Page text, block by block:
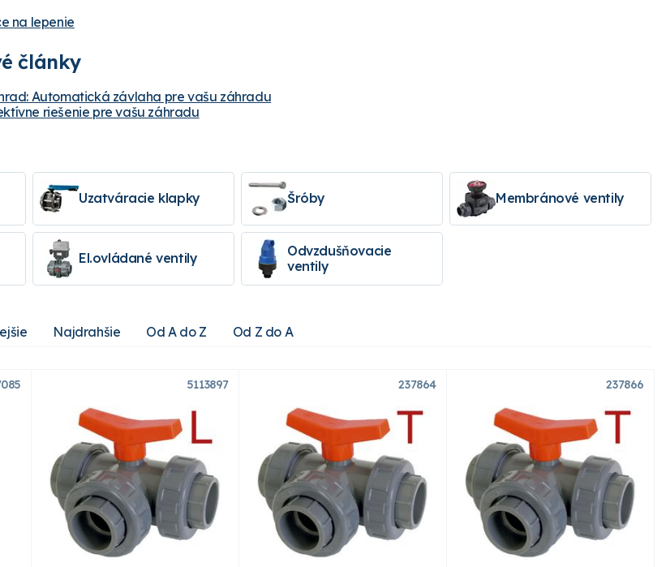
na lepenie
články
Automatická závlaha pre vašu záhradu
riešenie pre vašu záhradu
Uzatváracie klapky Šróby Membránové ventily
El.ovládané ventily
Odvzdušňovacie
ventily
Najdrahšie Od A do Z Od Z do A
5113897 237864 237866